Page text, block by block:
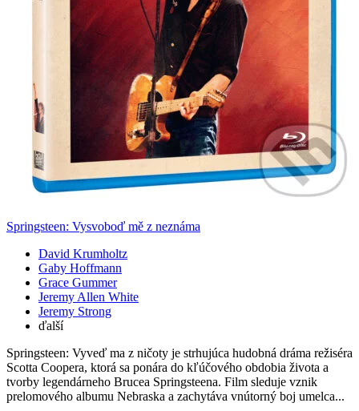
Springsteen: Vysvoboď mě z neznáma
David Krumholtz
Gaby Hoffmann
Grace Gummer
Jeremy Allen White
Jeremy Strong
ďalší
Springsteen: Vyveď ma z ničoty je strhujúca hudobná dráma režiséra
Scotta Coopera, ktorá sa ponára do kľúčového obdobia života a
tvorby legendárneho Brucea Springsteena. Film sleduje vznik
prelomového albumu Nebraska a zachytáva vnútorný boj umelca...